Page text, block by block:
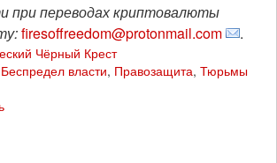
при переводах криптовалюты
firesoffreedom@protonmail.com .
Чёрный Крест
Беспредел власти, Правозащита, Тюрьмы